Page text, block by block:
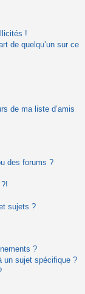
!
de quelqu’un sur ce
de ma liste d’amis
des forums ?
sujets ?
?
un sujet spécifique ?